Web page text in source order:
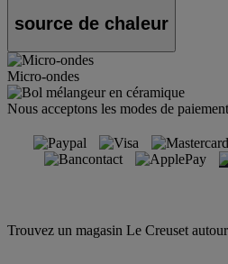
source de chaleur
Micro-ondes
Nous acceptons les modes de
Trouvez un magasin Le Creuset